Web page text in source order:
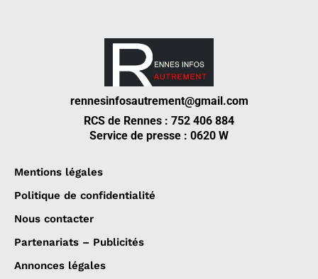
rennesinfosautrement@gmail.com
RCS de Rennes : 752 406 884
Service de presse : 0620 W
Mentions légales
Politique de confidentialité
Nous contacter
Partenariats – Publicités
Annonces légales